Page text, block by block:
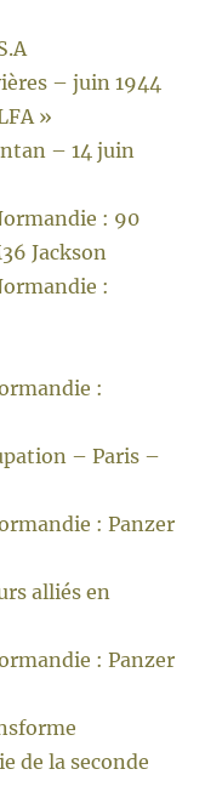
– juin 1944
»
– 14 juin
: 90
Jackson
:
:
– Paris –
: Panzer
alliés en
: Panzer
de la seconde